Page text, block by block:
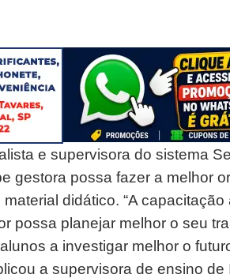
e supervisora do sistema
gestora possa fazer a melhor
didático. “A
possa planejar melhor o seu
a investigar melhor o
a supervisora de ensino de